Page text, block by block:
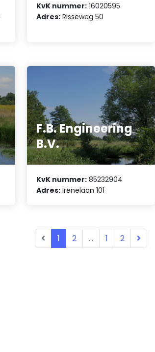
KvK nummer: 16020595
Adres: Risseweg 50
F.B. Engineering
B.V.
KvK nummer: 85232904
Adres: Irenelaan 101
1 2 ... 1 2